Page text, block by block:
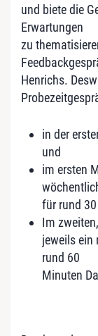
und biete die
Erwartungen
zu
Henrichs.
in der
und
im ersten
für rund
Im
jeweils ein
rund 60
Minuten